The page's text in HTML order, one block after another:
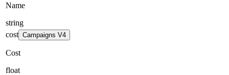
Name
string
cost Campaigns V4
Cost
float